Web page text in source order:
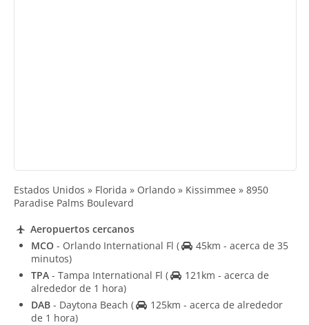
Estados Unidos » Florida » Orlando » Kissimmee » 8950
Paradise Palms Boulevard
Aeropuertos cercanos
MCO - Orlando International Fl (
45km - acerca de 35
minutos)
TPA - Tampa International Fl (
121km - acerca de
alrededor de 1 hora)
DAB - Daytona Beach (
125km - acerca de alrededor
de 1 hora)